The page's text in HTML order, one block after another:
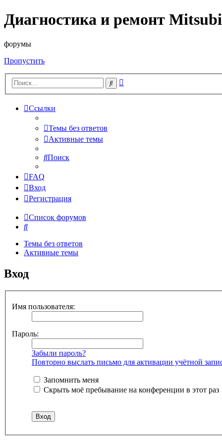
Диагностика и ремонт
форумы
Пропустить
Поиск
Ссылки
Темы без ответов
Активные темы
Поиск
FAQ
Вход
Регистрация
Список форумов
Поиск
Темы без ответов
Активные темы
Вход
Имя пользователя:
Пароль:
Забыли пароль?
Повторно выслать письмо для активации учётной
Запомнить меня
Скрыть моё пребывание на конференции в этот раз